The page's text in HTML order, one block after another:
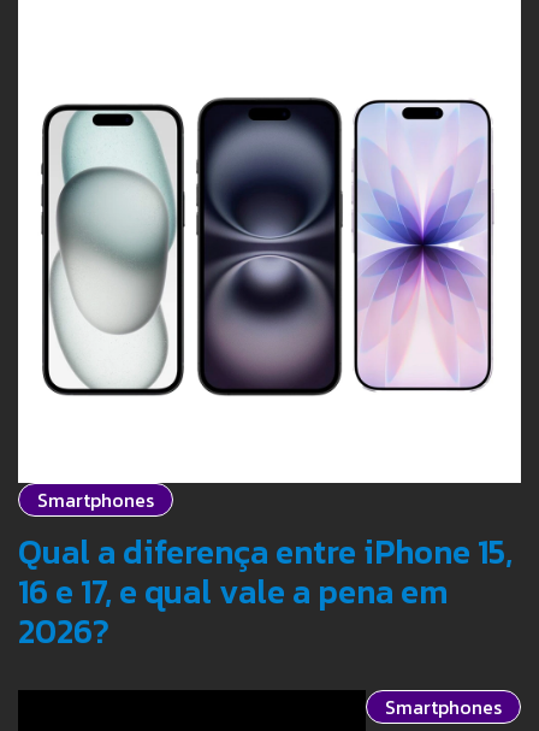
Smartphones
Qual a diferença entre iPhone 15,
16 e 17, e qual vale a pena em
2026?
Smartphones